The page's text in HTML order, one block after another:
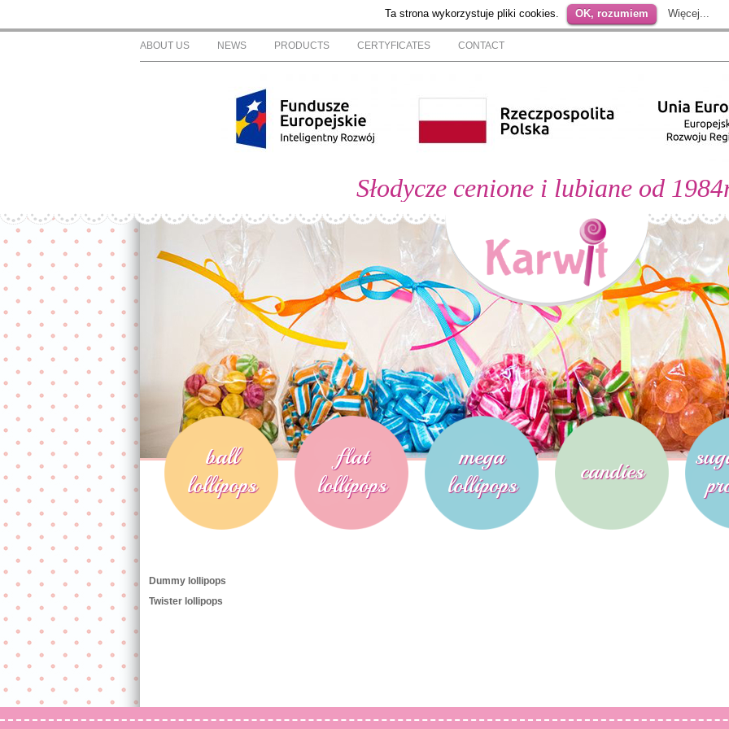
ABOUT US NEWS PRODUCTS CERTYFICATES CONTACT
Słodycze cenione i lubiane od
ball
lollipops
flat
lollipops
mega
lollipops
candies
Dummy lollipops
Twister lollipops
Ta strona wykorzystuje pliki cookies. OK, rozumiem Więcej...